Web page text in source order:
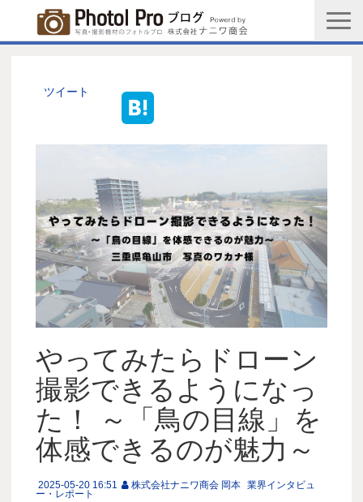
メルマガ登録
写真館協会新規登録申込み
お問い合わせ
ツイート
やってみたらドローン
撮影できるようになっ
た！ ～「鳥の目線」を
体感できるのが魅力～
2025-05-20 16:51 株式会社ナニワ商会 岡本 業界インタビュ
ー・レポート